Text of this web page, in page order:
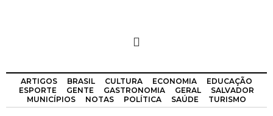
ARTIGOS BRASIL CULTURA ECONOMIA
EDUCAÇÃO
ESPORTE
GENTE GASTRONOMIA GERAL
SALVADOR
MUNICÍPIOS
NOTAS POLÍTICA SAÚDE TURISMO